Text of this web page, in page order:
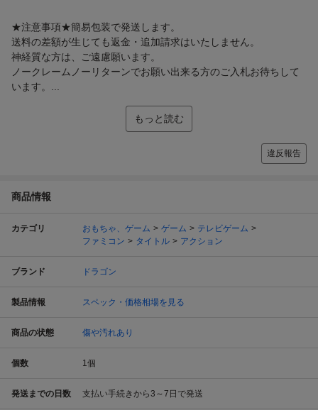
★注意事項★簡易包装で発送します。
送料の差額が生じても返金・追加請求はいたしません。
神経質な方は、ご遠慮願います。
ノークレームノーリターンでお願い出来る方のご入札お待ちして
います。...
もっと読む
違反報告
商品情報
カテゴリ おもちゃ、ゲーム ゲーム
テレビゲーム
ファミコン
タイトル アクション
ブランド ドラゴン
製品情報 スペック・価格相場を見る
商品の状態 傷や汚れあり
個数 1個
発送までの日数 支払い手続きから3～7日で発送